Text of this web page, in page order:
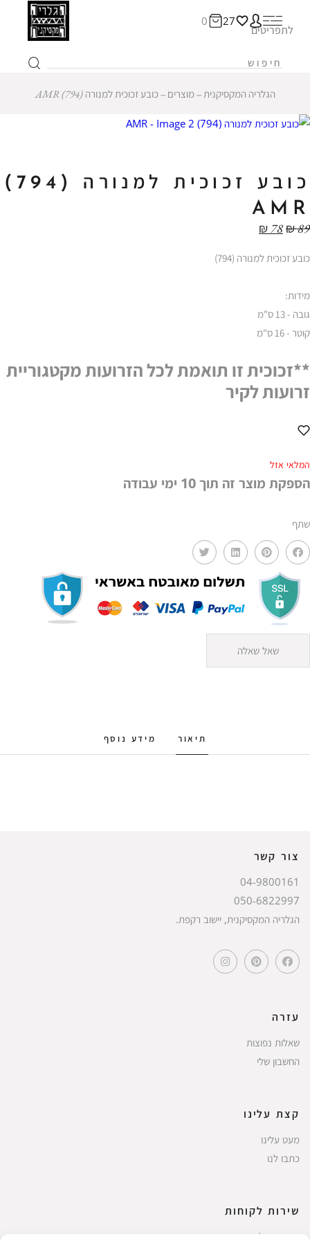
27
0
לתפריטים
הגלריה המקסיקנית ‒מוצרים ‒כובע זכוכית למנורה (794) AMR
כובע זכוכית למנורה (794)
AMR
₪89
₪ 78
כובע זכוכית למנורה (794)
מידות:
גובה - 13 ס"מ
קוטר - 16 ס"מ
**זכוכית זו תואמת לכל הזרועות מקטגוריית
זרועות לקיר
המלאי אזל
הספקת מוצר זה תוך 10 ימי עבודה
שתף
שאל שאלה
תיאור מידע נוסף
צור קשר
04-9800161
050-6822997
הגלריה המקסיקנית, יישוב רקפת.
עזרה
שאלות נפוצות
החשבון שלי
קצת עלינו
מעט עלינו
כתבו לנו
שירות לקוחות
החשבון שלי